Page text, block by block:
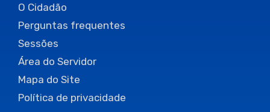
O Cidadão
Perguntas frequentes
Sessões
Área do Servidor
Mapa do Site
Política de privacidade